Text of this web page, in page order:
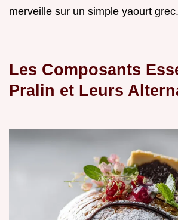
merveille sur un simple yaourt grec.
Les Composants
Pralin et Leurs